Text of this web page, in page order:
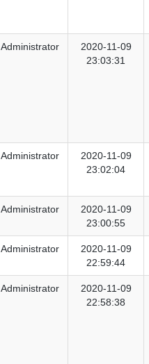
Administrator
2020-11-09
23:03:31
Administrator
2020-11-09
23:02:04
Administrator
2020-11-09
23:00:55
Administrator
2020-11-09
22:59:44
Administrator
2020-11-09
22:58:38